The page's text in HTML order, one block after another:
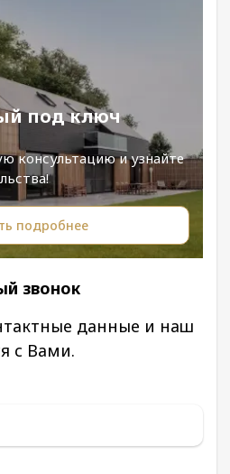
под ключ
консультацию и узнайте
подробнее
звонок
данные и наш
с Вами.